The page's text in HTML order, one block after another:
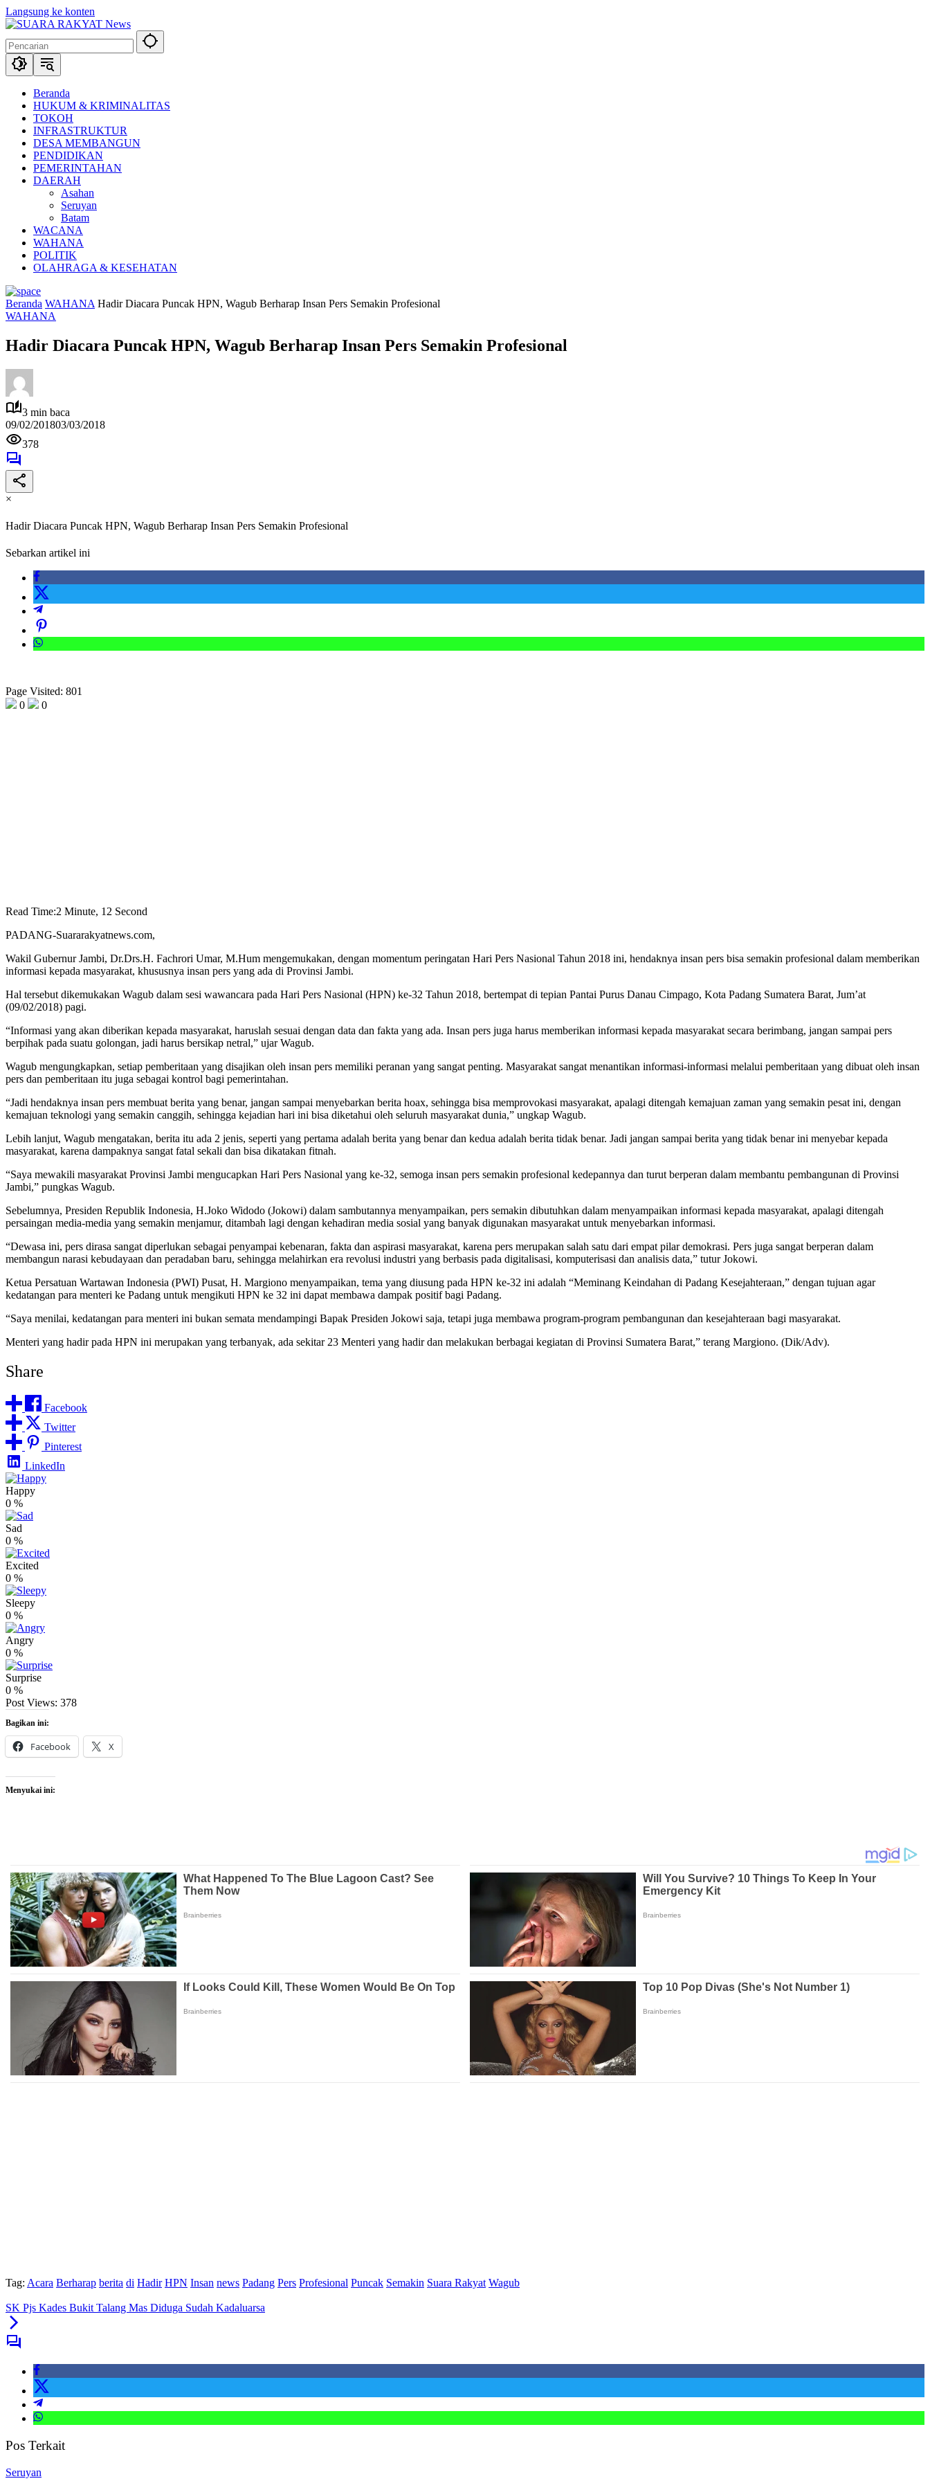
Langsung ke konten
Beranda
HUKUM & KRIMINALITAS
TOKOH
INFRASTRUKTUR
DESA MEMBANGUN
PENDIDIKAN
PEMERINTAHAN
DAERAH
Asahan
Seruyan
Batam
WACANA
WAHANA
POLITIK
OLAHRAGA & KESEHATAN
Beranda WAHANA Hadir Diacara Puncak HPN, Wagub Berharap Insan Pers Semakin Profesional
WAHANA
Hadir Diacara Puncak HPN, Wagub Berharap Insan Pers Semakin Profesional
3 min baca
09/02/201803/03/2018
378
×
Hadir Diacara Puncak HPN, Wagub Berharap Insan Pers Semakin Profesional
Sebarkan artikel ini
Page Visited: 801
0
0
Read Time:2 Minute, 12 Second
PADANG-Suararakyatnews.com,
Wakil Gubernur Jambi, Dr.Drs.H. Fachrori Umar, M.Hum mengemukakan, dengan momentum peringatan Hari Pers Nasional Tahun 2018 ini, hendaknya insan pers bisa semakin profesional dalam memberikan
informasi kepada masyarakat, khususnya insan pers yang ada di Provinsi Jambi.
Hal tersebut dikemukakan Wagub dalam sesi wawancara pada Hari Pers Nasional (HPN) ke-32 Tahun 2018, bertempat di tepian Pantai Purus Danau Cimpago, Kota Padang Sumatera Barat, Jum’at
(09/02/2018) pagi.
“Informasi yang akan diberikan kepada masyarakat, haruslah sesuai dengan data dan fakta yang ada. Insan pers juga harus memberikan informasi kepada masyarakat secara berimbang, jangan sampai pers
berpihak pada suatu golongan, jadi harus bersikap netral,” ujar Wagub.
Wagub mengungkapkan, setiap pemberitaan yang disajikan oleh insan pers memiliki peranan yang sangat penting. Masyarakat sangat menantikan informasi-informasi melalui pemberitaan yang dibuat oleh insan
pers dan pemberitaan itu juga sebagai kontrol bagi pemerintahan.
“Jadi hendaknya insan pers membuat berita yang benar, jangan sampai menyebarkan berita hoax, sehingga bisa memprovokasi masyarakat, apalagi ditengah kemajuan zaman yang semakin pesat ini, dengan
kemajuan teknologi yang semakin canggih, sehingga kejadian hari ini bisa diketahui oleh seluruh masyarakat dunia,” ungkap Wagub.
Lebih lanjut, Wagub mengatakan, berita itu ada 2 jenis, seperti yang pertama adalah berita yang benar dan kedua adalah berita tidak benar. Jadi jangan sampai berita yang tidak benar ini menyebar kepada
masyarakat, karena dampaknya sangat fatal sekali dan bisa dikatakan fitnah.
“Saya mewakili masyarakat Provinsi Jambi mengucapkan Hari Pers Nasional yang ke-32, semoga insan pers semakin profesional kedepannya dan turut berperan dalam membantu pembangunan di Provinsi
Jambi,” pungkas Wagub.
Sebelumnya, Presiden Republik Indonesia, H.Joko Widodo (Jokowi) dalam sambutannya menyampaikan, pers semakin dibutuhkan dalam menyampaikan informasi kepada masyarakat, apalagi ditengah
persaingan media-media yang semakin menjamur, ditambah lagi dengan kehadiran media sosial yang banyak digunakan masyarakat untuk menyebarkan informasi.
“Dewasa ini, pers dirasa sangat diperlukan sebagai penyampai kebenaran, fakta dan aspirasi masyarakat, karena pers merupakan salah satu dari empat pilar demokrasi. Pers juga sangat berperan dalam
membangun narasi kebudayaan dan peradaban baru, sehingga melahirkan era revolusi industri yang berbasis pada digitalisasi, komputerisasi dan analisis data,” tutur Jokowi.
Ketua Persatuan Wartawan Indonesia (PWI) Pusat, H. Margiono menyampaikan, tema yang diusung pada HPN ke-32 ini adalah “Meminang Keindahan di Padang Kesejahteraan,” dengan tujuan agar
kedatangan para menteri ke Padang untuk mengikuti HPN ke 32 ini dapat membawa dampak positif bagi Padang.
“Saya menilai, kedatangan para menteri ini bukan semata mendampingi Bapak Presiden Jokowi saja, tetapi juga membawa program-program pembangunan dan kesejahteraan bagi masyarakat.
Menteri yang hadir pada HPN ini merupakan yang terbanyak, ada sekitar 23 Menteri yang hadir dan melakukan berbagai kegiatan di Provinsi Sumatera Barat,” terang Margiono. (Dik/Adv).
Share
Facebook
Twitter
Pinterest
LinkedIn
Happy
0 %
Sad
0 %
Excited
0 %
Sleepy
0 %
Angry
0 %
Surprise
0 %
Post Views: 378
Bagikan ini:
Facebook X
Menyukai ini:
Tag: Acara Berharap berita di Hadir HPN Insan news Padang Pers Profesional Puncak Semakin Suara Rakyat Wagub
SK Pjs Kades Bukit Talang Mas Diduga Sudah Kadaluarsa
Pos Terkait
Seruyan